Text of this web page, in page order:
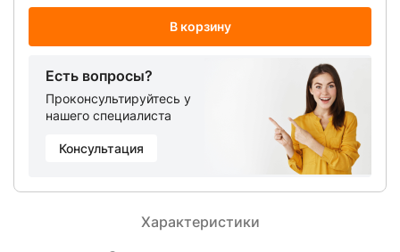
В корзину
Есть вопросы?
Проконсультируйтесь у
нашего специалиста
Консультация
Характеристики